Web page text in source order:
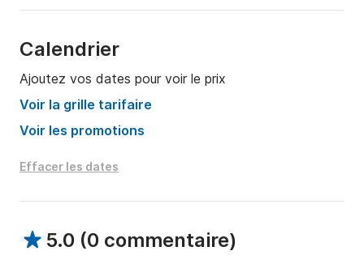
Calendrier
Ajoutez vos dates pour voir le prix
Voir la grille tarifaire
Voir les promotions
Effacer les dates
5.0 (0 commentaire)